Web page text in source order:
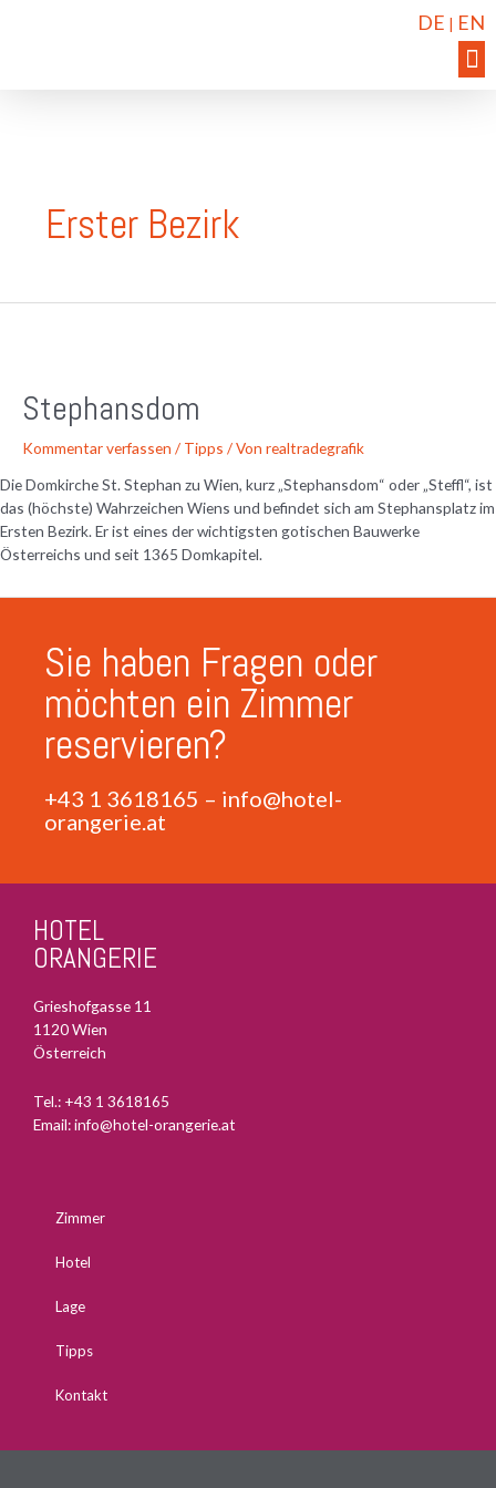
DE | EN
Erster Bezirk
Stephansdom
Kommentar verfassen / Tipps / Von realtradegrafik
Die Domkirche St. Stephan zu Wien, kurz „Stephansdom“ oder „Steffl“, ist
das (höchste) Wahrzeichen Wiens und befindet sich am Stephansplatz im
Ersten Bezirk. Er ist eines der wichtigsten gotischen Bauwerke
Österreichs und seit 1365 Domkapitel.
Sie haben Fragen oder
möchten ein Zimmer
reservieren?
+43 1 3618165 – info@hotel-
orangerie.at
HOTEL
ORANGERIE
Grieshofgasse 11
1120 Wien
Österreich
Tel.: +43 1 3618165
Email:info@hotel-orangerie.at
Zimmer
Hotel
Lage
Tipps
Kontakt